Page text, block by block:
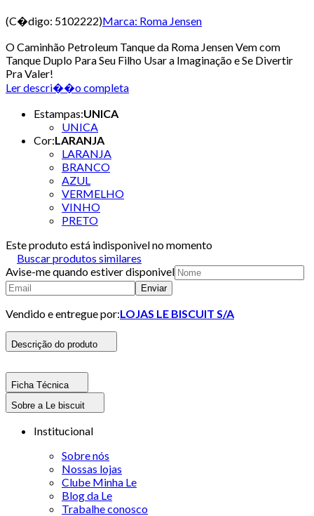
(C�digo: 5102222)Marca: Roma Jensen
O Caminhão Petroleum Tanque da Roma Jensen Vem com
Tanque Duplo Para Seu Filho Usar a Imaginação e Se Divertir
Pra Valer!
Ler descri��o completa
Estampas:UNICA
UNICA
Cor:LARANJA
LARANJA
BRANCO
AZUL
VERMELHO
VINHO
PRETO
Este produto está indisponivel no momento
Buscar produtos similares
Avise-me quando estiver disponivel
Enviar
Vendido e entregue por:LOJAS LE BISCUIT S/A
Descrição do produto
Ficha Técnica
Sobre a Le biscuit
Institucional
Sobre nós
Nossas lojas
Clube Minha Le
Blog da Le
Trabalhe conosco